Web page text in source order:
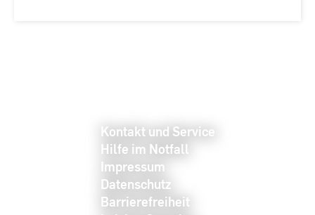
Kontakt und Service
Hilfe im Notfall
Impressum
Datenschutz
Barrierefreiheit